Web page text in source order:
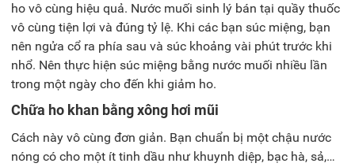
ho vô cùng hiệu quả. Nước muối sinh lý bán tại quầy thuốc
vô cùng tiện lợi và đúng tỷ lệ. Khi các bạn súc miệng, bạn
nên ngửa cổ ra phía sau và súc khoảng vài phút trước khi
nhổ. Nên thực hiện súc miệng bằng nước muối nhiều lần
trong một ngày cho đến khi giảm ho.
Chữa ho khan bằng xông hơi mũi
Cách này vô cùng đơn giản. Bạn chuẩn bị một chậu nước
nóng có cho một ít tinh dầu như khuynh diệp, bạc hà, sả,…